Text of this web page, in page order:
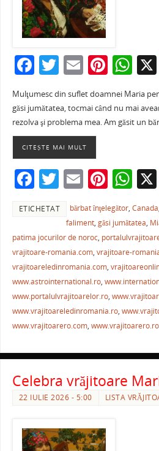
F
c
e
b
o
o
k
T
w
itt
er
E
m
ai
l
Pi
nt
er
e
W
h
at
s
p
p
Mulţumesc din suflet doamnei Maria
găsi jumătatea, tocmai când nu mai
rezolva şi problema mea. Am găsit un
CITEȘTE MAI MULT
F
c
e
b
o
o
k
T
w
itt
er
E
m
ai
l
Pi
nt
er
e
st
W
h
at
s
A
p
p
ETICHETAT bărbat înţelegător,Canada
faliment,găsi jumătatea,
patima jocurilor de noroc,
vrajitoare-romania.com, vrajitoare-
vrajitoareledinromania.com,
www.astrointernational.ro,
www.portalulvrajitoarelor.ro,
www.vrajitoareledinromania.ro,
www.vrajitoarero.com, www.vrajitoarero.ro
Celebra vrăjitoare
22 IULIE 2026 - 5:00 LISTA